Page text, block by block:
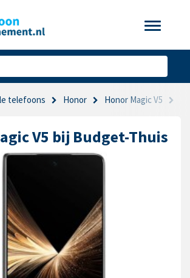
Toggle
telefoons Honor Honor Magic V5
V5 bij Budget-Thuis